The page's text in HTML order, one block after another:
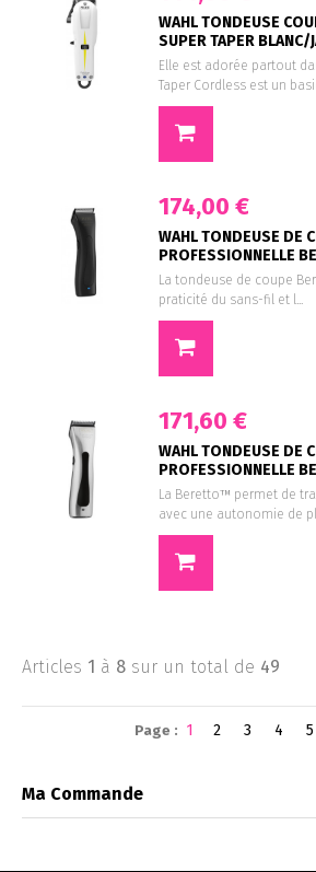
WAHL TONDEUSE
SUPER TAPER BLANC/
Elle est adorée partout
Taper Cordless est un
174,00 €
WAHL TONDEUSE DE
PROFESSIONNELLE
La tondeuse de coupe
praticité du sans-fil et l...
171,60 €
WAHL TONDEUSE DE
PROFESSIONNELLE
La Beretto™ permet de
avec une autonomie de
Articles 1 à 8sur un total de 49
Page : 1 2 3 4 5
Ma Commande